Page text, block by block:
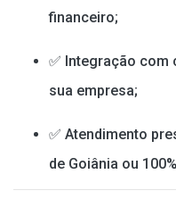
financeiro;
✅ Integração com
sua empresa;
✅ Atendimento
de Goiânia ou